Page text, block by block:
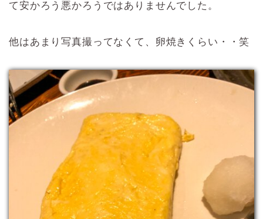
て安かろう悪かろうではありませんでした。
他はあまり写真撮ってなくて、卵焼きくらい・・笑